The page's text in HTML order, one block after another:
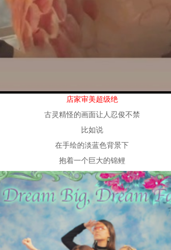
店家审美超级绝
古灵精怪的画面让人忍俊不禁
比如说
在手绘的淡蓝色背景下
抱着一个巨大的锦鲤